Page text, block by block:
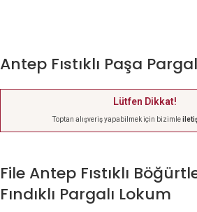
Antep Fıstıklı Paşa
Lütfen Dikkat!
Toptan alışveriş yapabilmek için bizimle
File Antep Fıstıklı
Fındıklı Pargalı Lokum